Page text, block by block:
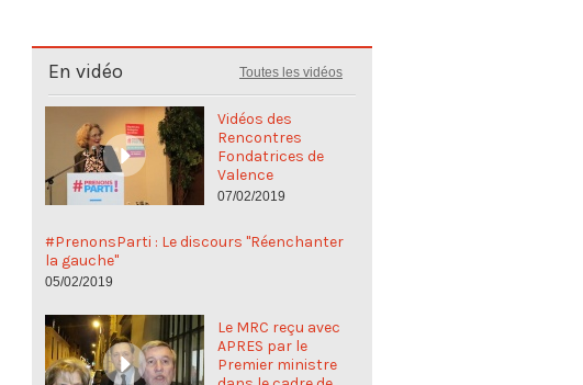
En vidéo Toutes les vidéos
Vidéos des
Rencontres
Fondatrices de
Valence
07/02/2019
#PrenonsParti : Le discours "Réenchanter
la gauche"
05/02/2019
Le MRC reçu avec
APRES par le
Premier ministre